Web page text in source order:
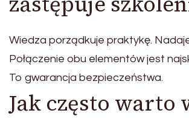
Wiedza porządkuje praktykę.
Połączenie obu elementów jest
To gwarancja bezpieczeństwa.
Jak często warto